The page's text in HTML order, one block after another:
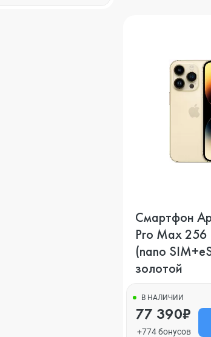
Смартфон
Pro Max
(nano
золотой
В НАЛИЧИИ
77 390₽
+774 бонусов